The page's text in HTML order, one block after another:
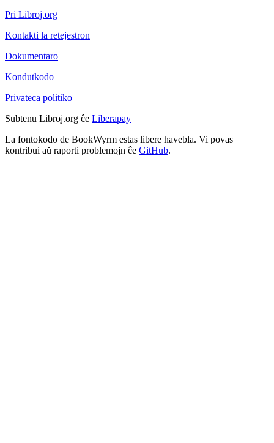
Pri Libroj.org
Kontakti la retejestron
Dokumentaro
Kondutkodo
Privateca politiko
Subtenu Libroj.org ĉe Liberapay
La fontokodo de BookWyrm estas libere havebla. Vi povas
kontribui aŭ raporti problemojn ĉe GitHub.